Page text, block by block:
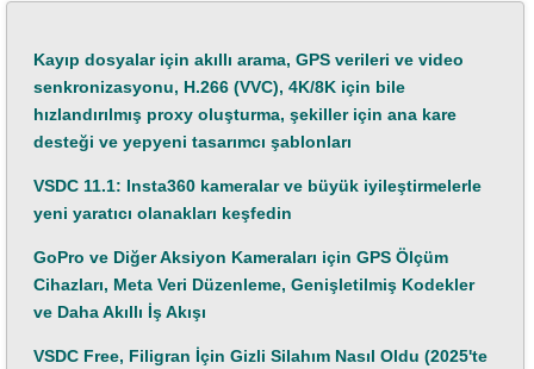
Kayıp dosyalar için akıllı arama, GPS verileri ve video
senkronizasyonu, H.266 (VVC), 4K/8K için bile
hızlandırılmış proxy oluşturma, şekiller için ana kare
desteği ve yepyeni tasarımcı şablonları
VSDC 11.1: Insta360 kameralar ve büyük iyileştirmelerle
yeni yaratıcı olanakları keşfedin
GoPro ve Diğer Aksiyon Kameraları için GPS Ölçüm
Cihazları, Meta Veri Düzenleme, Genişletilmiş Kodekler
ve Daha Akıllı İş Akışı
VSDC Free, Filigran İçin Gizli Silahım Nasıl Oldu (2025'te